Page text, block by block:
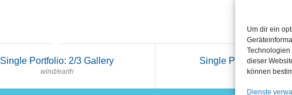
Um dir ein
Technologien
dieser
können
Dienste
Single Portfolio: 2/3 Gallery
wind/earth
Single Portfolio: Big
fire/water